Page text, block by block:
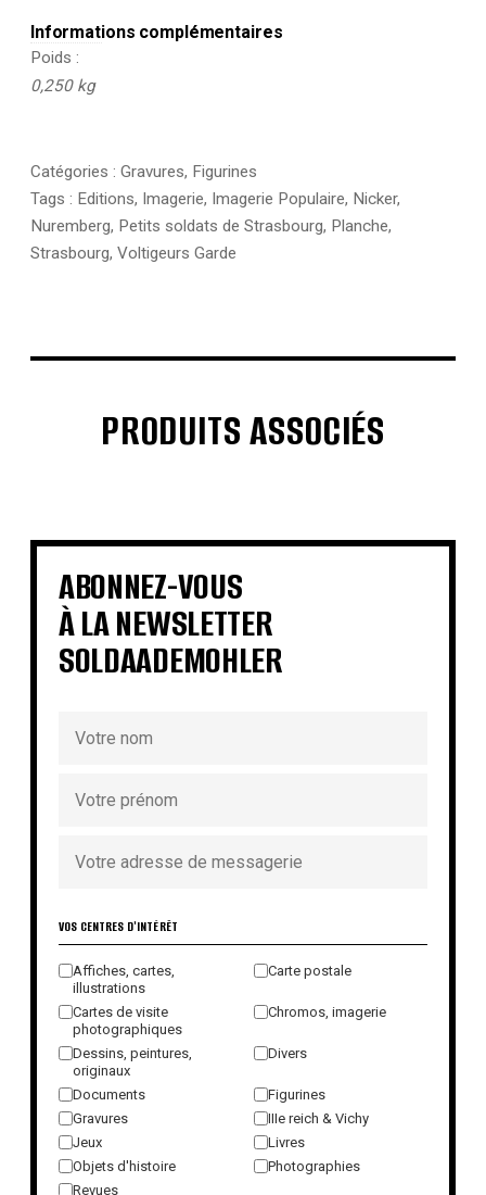
Informations complémentaires
Poids
0,250 kg
Catégories : Gravures, Figurines
Tags : Editions, Imagerie, Imagerie Populaire, Nicker,
Nuremberg, Petits soldats de Strasbourg, Planche,
Strasbourg, Voltigeurs Garde
PRODUITS ASSOCIÉS
€ € €
€ € €
€ €
ABONNEZ-VOUS
À LA NEWSLETTER
SOLDAADEMOHLER
VOS CENTRES D'INTÉRÊT
Affiches, cartes,
illustrations
Carte postale
Cartes de visite
photographiques
Chromos, imagerie
Dessins, peintures,
originaux
Divers
Documents
Figurines
Gravures
IIIe reich & Vichy
Jeux
Livres
Objets d'histoire
Photographies
Revues